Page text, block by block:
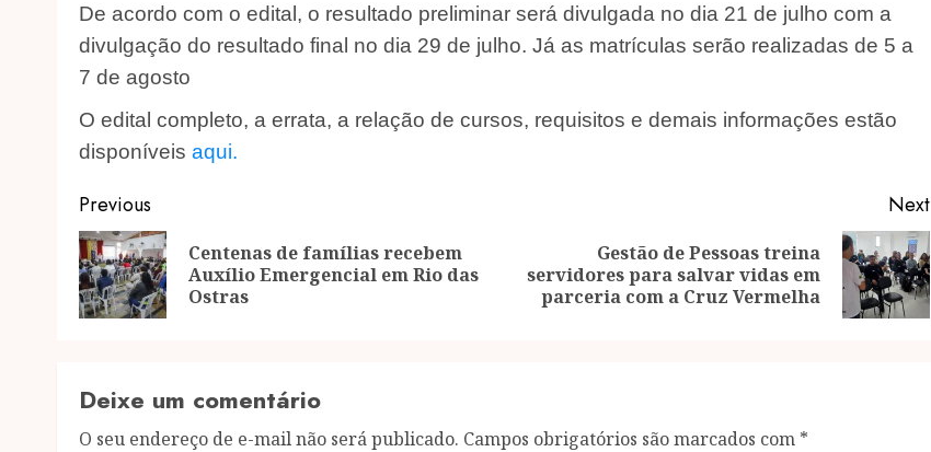
De acordo com o edital, o resultado preliminar será divulgada no dia 21 de julho com a
divulgação do resultado final no dia 29 de julho. Já as matrículas serão realizadas de 5 a
7 de agosto
O edital completo, a errata, a relação de cursos, requisitos e demais informações estão
disponíveis aqui.
Post
navigation
Previous
Previous
post:
Centenas de famílias recebem
Auxílio Emergencial em Rio das
Ostras
Next
Next
post:
Gestão de Pessoas treina
servidores para salvar vidas em
parceria com a Cruz Vermelha
Deixe um comentário
O seu endereço de e-mail não será publicado. Campos obrigatórios são marcados com *